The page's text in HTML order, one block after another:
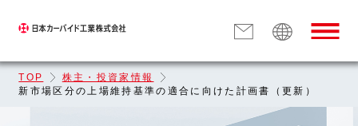
TOP
株主・投資家情報
新市場区分の上場維持基準の適合に向けた計画書（更新）